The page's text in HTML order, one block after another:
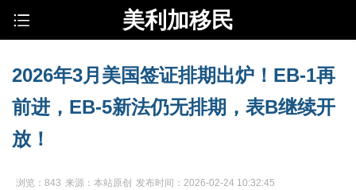
美利加移民
2026年3月美国签证排期出炉！EB-1再
前进，EB-5新法仍无排期，表B继续开
放！
浏览：843 来源：本站原创 发布时间：2026-02-24 10:32:45